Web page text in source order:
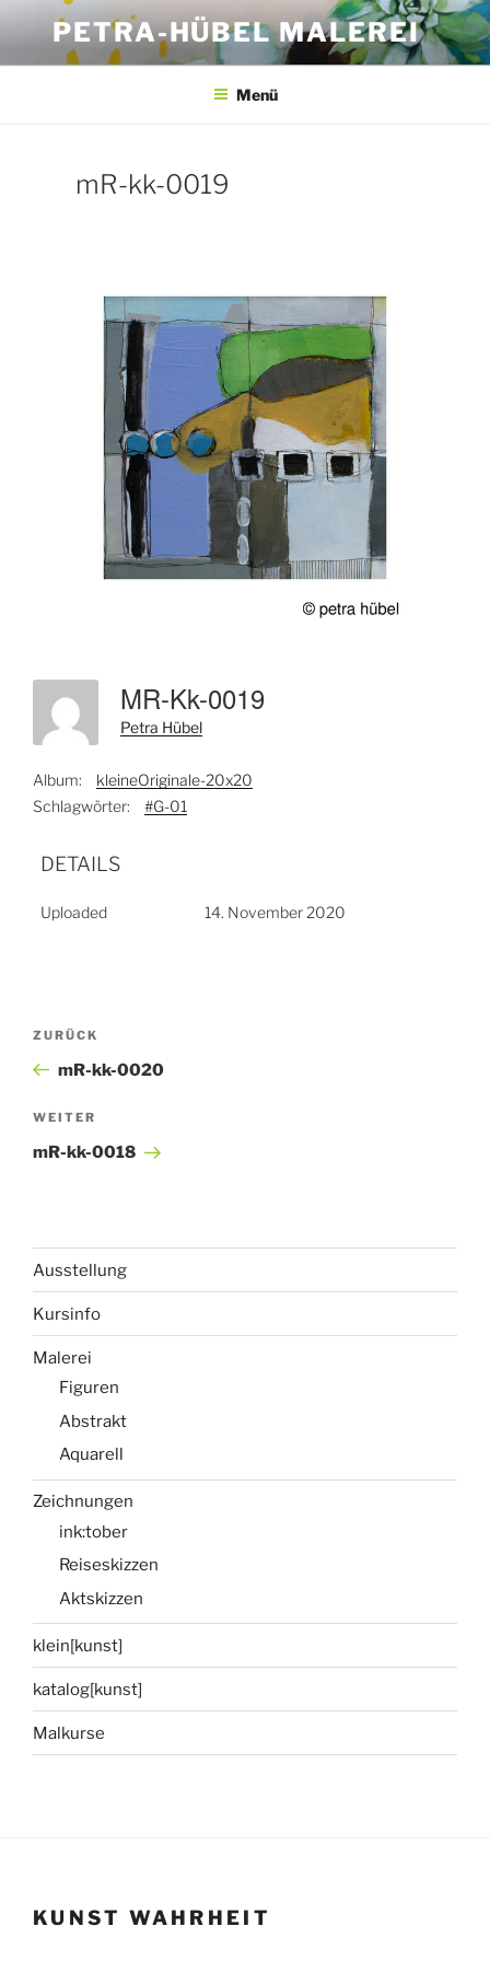
springen
PETRA-HÜBEL MALEREI
Menü
mR-kk-0019
MR-Kk-0019
Petra Hübel
Album:
kleineOriginale-20x20
Schlagwörter:
#G-01
DETAILS
Uploaded 14. November 2020
Beitragsnavigation
Vorheriger
Beitrag
ZURÜCK
mR-kk-0020
Nächster
Beitrag
WEITER
mR-kk-0018
Ausstellung
Kursinfo
Malerei
Figuren
Abstrakt
Aquarell
Zeichnungen
ink:tober
Reiseskizzen
Aktskizzen
klein[kunst]
katalog[kunst]
Malkurse
KUNST WAHRHEIT